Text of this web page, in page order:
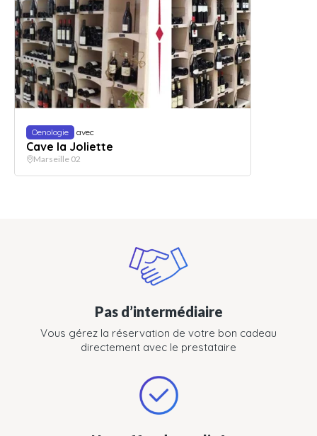
Oenologie avec
Cave la Joliette
Marseille 02
Pas d’intermédiaire
Vous gérez la réservation de votre bon cadeau
directement avec le prestataire